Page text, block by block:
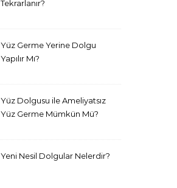
Tekrarlanır?
Yüz Germe Yerine Dolgu
Yapılır Mı?
Yüz Dolgusu ile Ameliyatsız
Yüz Germe Mümkün Mü?
Yeni Nesil Dolgular Nelerdir?